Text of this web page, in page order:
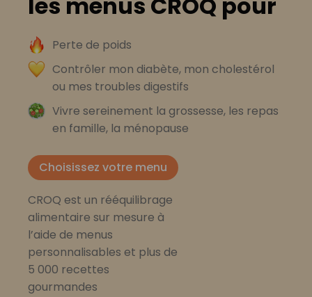
Perte de poids
Contrôler mon diabète, mon cholestérol
ou mes troubles digestifs
Vivre sereinement la grossesse, les repas
en famille, la ménopause
Choisissez votre menu
CROQ est un rééquilibrage
alimentaire sur mesure à
l’aide de menus
personnalisables et plus de
5 000 recettes
gourmandes